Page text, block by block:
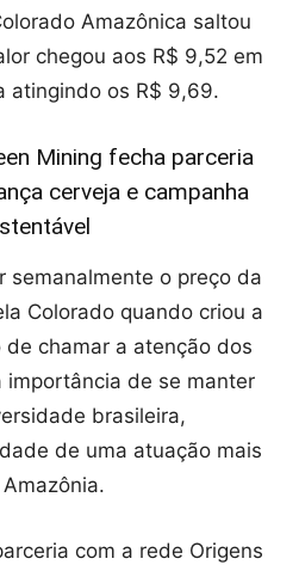
Amazônica saltou
chegou aos R$ 9,52 em
atingindo os R$ 9,69.
Mining fecha parceria
cerveja e campanha
semanalmente o preço da
Colorado quando criou a
chamar a atenção dos
importância de se manter
brasileira,
de uma atuação mais
com a rede Origens